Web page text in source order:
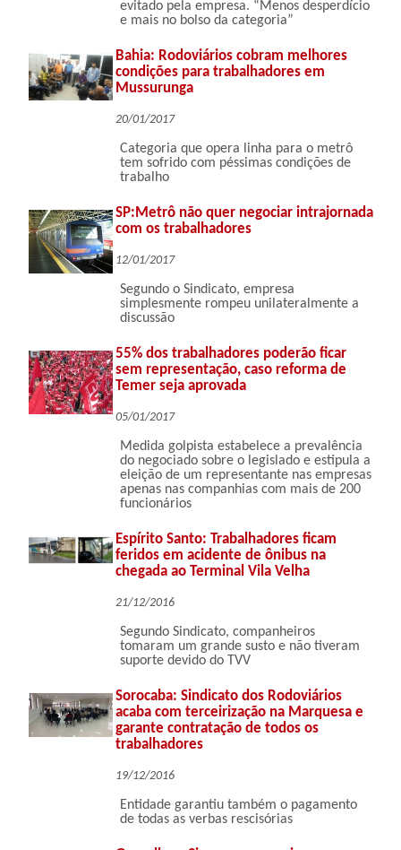
evitado pela empresa. “Menos desperdício
e mais no bolso da categoria”
Bahia: Rodoviários cobram melhores
condições para trabalhadores em
Mussurunga
20/01/2017
Categoria que opera linha para o metrô
tem sofrido com péssimas condições de
trabalho
SP:Metrô não quer negociar intrajornada
com os trabalhadores
12/01/2017
Segundo o Sindicato, empresa
simplesmente rompeu unilateralmente a
discussão
55% dos trabalhadores poderão ficar
sem representação, caso reforma de
Temer seja aprovada
05/01/2017
Medida golpista estabelece a prevalência
do negociado sobre o legislado e estipula a
eleição de um representante nas empresas
apenas nas companhias com mais de 200
funcionários
Espírito Santo: Trabalhadores ficam
feridos em acidente de ônibus na
chegada ao Terminal Vila Velha
21/12/2016
Segundo Sindicato, companheiros
tomaram um grande susto e não tiveram
suporte devido do TVV
Sorocaba: Sindicato dos Rodoviários
acaba com terceirização na Marquesa e
garante contratação de todos os
trabalhadores
19/12/2016
Entidade garantiu também o pagamento
de todas as verbas rescisórias